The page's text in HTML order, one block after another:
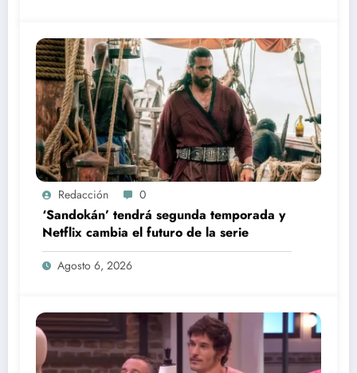
Redacción 0
‘Sandokán’ tendrá segunda temporada y
Netflix cambia el futuro de la serie
Agosto 6, 2026